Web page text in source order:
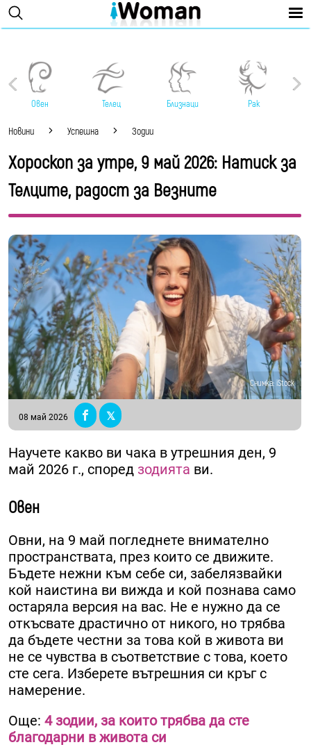
Овен Телец Близнаци Рак
Новини Успешна Зодии
Хороскоп за утре, 9 май 2026: Натиск за
Телците, радост за Везните
Снимка: iStock
08 май 2026
Научете какво ви чака в утрешния ден, 9
май 2026 г., според зодията ви.
Овен
Овни, на 9 май погледнете внимателно
пространствата, през които се движите.
Бъдете нежни към себе си, забелязвайки
кой наистина ви вижда и кой познава само
остаряла версия на вас. Не е нужно да се
откъсвате драстично от никого, но трябва
да бъдете честни за това кой в ​​живота ви
не се чувства в съответствие с това, което
сте сега. Изберете вътрешния си кръг с
намерение.
Още: 4 зодии, за които трябва да сте
благодарни в живота си